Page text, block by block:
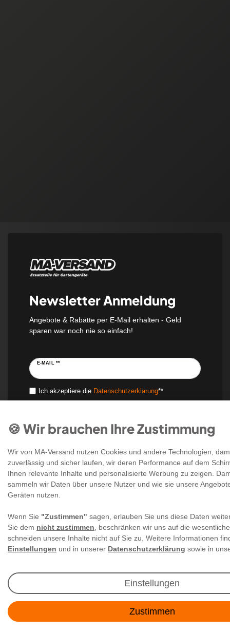
🍪 Wir brauchen Ihre Zustimmung
Wir von MA-Versand nutzen Cookies und andere Technologien,
zuverlässig und sicher laufen, wir deren Performance auf dem
Ihnen relevante Inhalte und personalisierte Werbung zu zeigen.
sammeln wir Daten über unsere Nutzer und wie sie unsere
Geräten nutzen.
Wenn Sie "Zustimmen" sagen, erlauben Sie uns diese Daten
Sie dem nicht zustimmen , beschränken wir uns auf die
schneiden unsere Inhalte nicht auf Sie zu. Weitere Informationen
Einstellungen und in unserer Datenschutzerklärung sowie in
Einstellungen
Zustimmen
Newsletter Anmeldung
Angebote & Rabatte per E-Mail erhalten - Geld
sparen war noch nie so einfach!
E-MAIL **
Ich akzeptiere die Daten­schutz­erklärung**
** Hierbei handelt es sich um ein Pflichtfeld.
RECHTLICHES
SERVICE
ÜBER UNS
HIER FOLGEN
ZAHLUNGSMETHODEN